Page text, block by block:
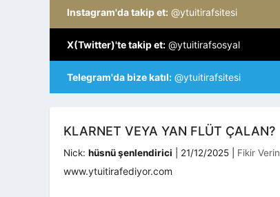
Instagram'da takip et: @ytuitirafsitesi
X(Twitter)'te takip et: @ytuitirafsosyal
Telegram'da bize katıl: @ytuitirafsitesi
KLARNET VEYA YAN FLÜT ÇALAN?
Nick: hüsnü şenlendirici 21/12/2025 Kategoriler
Fikir Verin
www.ytuitirafediyor.com